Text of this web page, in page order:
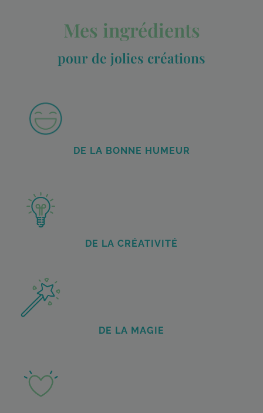
Mes ingrédients
pour de jolies créations
DE LA BONNE HUMEUR
DE LA CRÉATIVITÉ
DE LA MAGIE